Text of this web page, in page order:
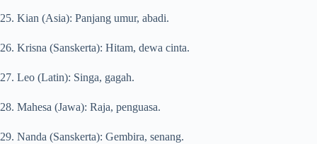
25. Kian (Asia): Panjang umur, abadi.
26. Krisna (Sanskerta): Hitam, dewa cinta.
27. Leo (Latin): Singa, gagah.
28. Mahesa (Jawa): Raja, penguasa.
29. Nanda (Sanskerta): Gembira, senang.